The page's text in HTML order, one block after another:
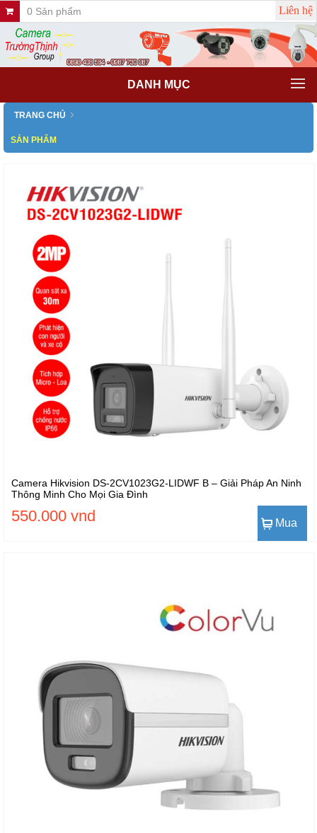
0 Sản phẩm Liên hệ
DANH MỤC
TRANG CHỦ
SẢN PHẨM
Camera Hikvision DS-2CV1023G2-LIDWF B – Giải Pháp An Ninh
Thông Minh Cho Mọi Gia Đình
550.000 vnd Mua